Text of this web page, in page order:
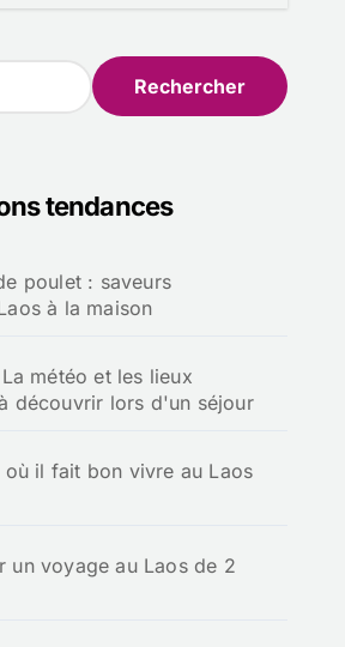
tendances
poulet : saveurs
à la maison
météo et les lieux
découvrir lors d'un séjour
où il fait bon vivre au Laos
un voyage au Laos de 2